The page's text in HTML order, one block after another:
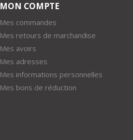
MON COMPTE
Mes commandes
Mes retours de marchandise
Mes avoirs
Mes adresses
Mes informations personnelles
Mes bons de réduction